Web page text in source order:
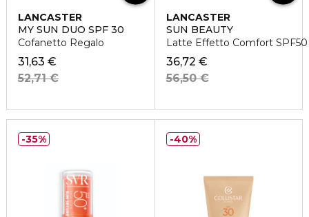
LANCASTER
MY SUN DUO SPF 30
Cofanetto Regalo
31,63 €
52,71 €
LANCASTER
SUN BEAUTY
Latte Effetto Comfort SPF50
36,72 €
56,50 €
35% 40%